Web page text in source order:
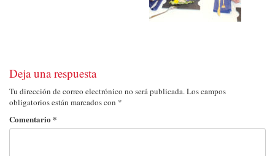
Deja una respuesta
Tu dirección de correo electrónico no será publicada.Los campos
obligatorios están marcados con *
Comentario *